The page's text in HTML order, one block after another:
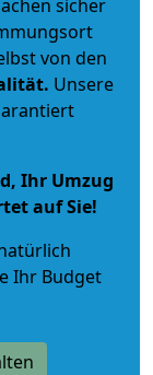
sicher
von den
. Unsere
Ihr Umzug
auf Sie!
Ihr Budget